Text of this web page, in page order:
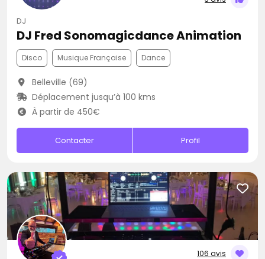
DJ
DJ Fred Sonomagicdance Animation
Disco Musique Française Dance
Belleville (69)
Déplacement jusqu’à 100 kms
À partir de 450€
Contacter Profil
106 avis